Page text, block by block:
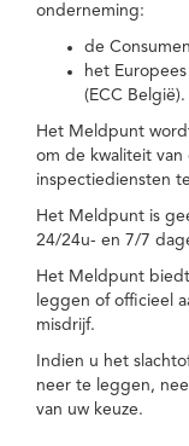
onderneming:
de
het
(ECC België).
Het Meldpunt
om de kwaliteit
inspectiediensten
Het Meldpunt is
24/24u- en 7/7
Het Meldpunt
leggen of officieel
misdrijf.
Indien u het
neer te leggen,
van uw keuze.